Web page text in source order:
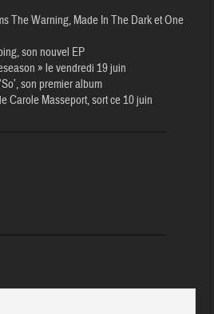
The Warning, Made In The Dark et One
son nouvel EP
» le vendredi 19 juin
son premier album
Carole Masseport, sort ce 10 juin